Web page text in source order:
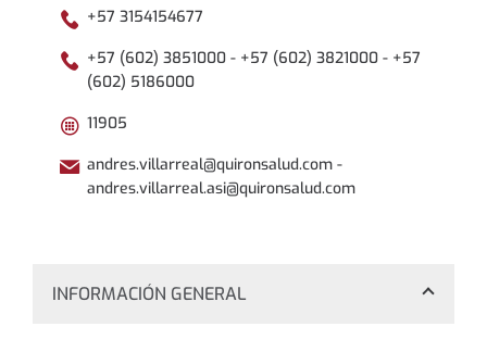
+57 3154154677
+57 (602) 3851000 - +57 (602) 3821000 - +57
(602) 5186000
11905
andres.villarreal@quironsalud.com -
andres.villarreal.asi@quironsalud.com
INFORMACIÓN GENERAL